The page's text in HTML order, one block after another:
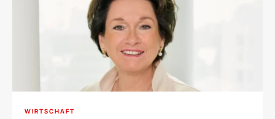
WIRTSCHAFT